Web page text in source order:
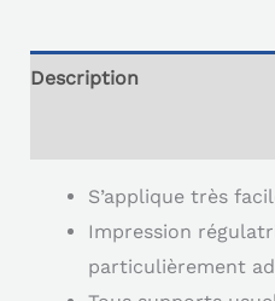
Description
S’applique très
Impression
particulièrement